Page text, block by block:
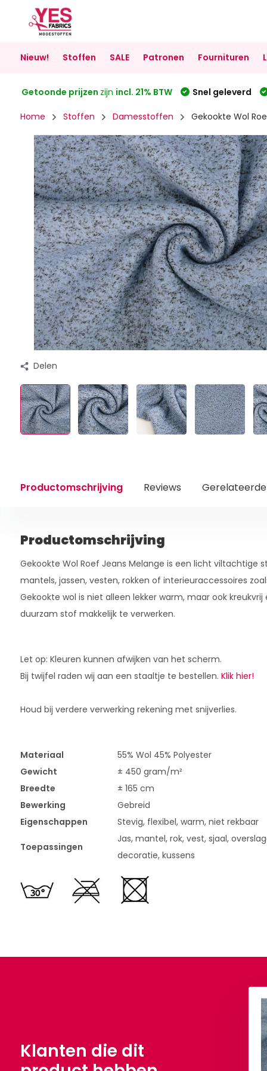
Nieuw! Stoffen SALE Patronen Fournituren
Getoonde prijzen zijn incl. 21% BTW Snel geleverd
Home Stoffen Damesstoffen Gekookte Wol
Delen
Productomschrijving Reviews
Productomschrijving
Gekookte Wol Roef Jeans Melange is een licht viltachtige
mantels, jassen, vesten, rokken of interieuraccessoires
Gekookte wol is niet alleen lekker warm, maar ook
duurzam stof makkelijk te verwerken.
Let op: Kleuren kunnen afwijken van het scherm.
Bij twijfel raden wij aan een staaltje te bestellen. Klik hier!
Houd bij verdere verwerking rekening met snijverlies.
Materiaal
55% Wol 45% Polyester
Gewicht
± 450 gram/m²
Breedte
± 165 cm
Bewerking
Gebreid
Eigenschappen
Stevig, flexibel, warm, niet rekbaar
Toepassingen
Jas, mantel, rok, vest, sjaal,
decoratie, kussens
Klanten die dit